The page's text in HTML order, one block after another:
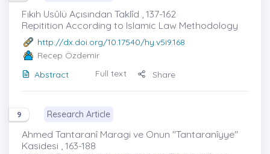
Fıkıh Usûlü Açısından Taklîd , 137-162
Repitition According to Islamic Law Methodology
http://dx.doi.org/10.17540/hy.v5i9.168
Recep Özdemir
Abstract
Full text Share
9 Research Article
Ahmed Tantaranî Maragi ve Onun "Tantaranîyye"
Kasidesi , 163-188